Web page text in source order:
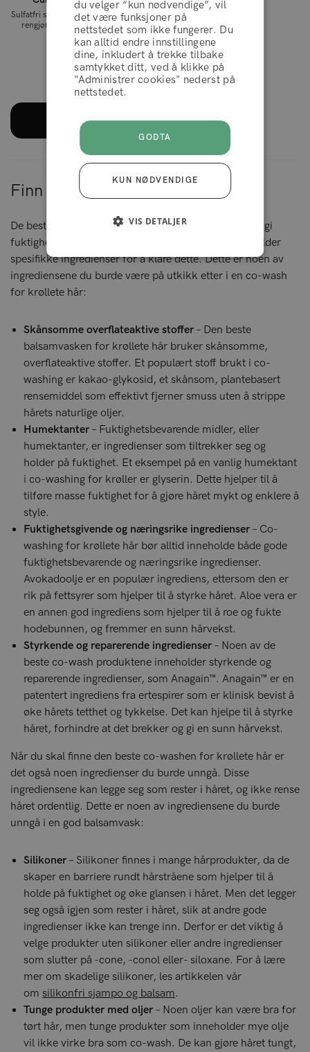
Sulfatfri shampoo for krøllete hår som
rengjør skånsomt uten å tørke ut
håret.
299 kr
LES MER
Finn den beste co-wash for krøller
De beste co-wash produktene er laget for å samtidig gi
fuktighet og rense håret, så det er viktig at de inneholder
spesifikke ingredienser for å klare dette. Dette er noen av
ingrediensene du burde være på utkikk etter i en co-wash
for krøllete hår:
Skånsomme overflateaktive stoffer – Den beste
balsamvasken for krøllete hår bruker skånsomme,
overflateaktive stoffer. Et populært stoff brukt i co-
washing er kakao-glykosid, et skånsom, plantebasert
rensemiddel som effektivt fjerner smuss uten å strippe
hårets naturlige oljer.
Humektanter – Fuktighetsbevarende midler, eller
humektanter, er ingredienser som tiltrekker seg og
holder på fuktighet. Et eksempel på en vanlig humektant
i co-washing for krøller er glyserin. Dette hjelper til å
tilføre masse fuktighet for å gjøre håret mykt og enklere å
style.
Fuktighetsgivende og næringsrike ingredienser – Co-
washing for krøllete hår bør alltid inneholde både gode
fuktighetsbevarende og næringsrike ingredienser.
Avokadoolje er en populær ingrediens, ettersom den er
rik på fettsyrer som hjelper til å styrke håret. Aloe vera er
en annen god ingrediens som hjelper til å roe og fukte
hodebunnen, og fremmer en sunn hårvekst.
Styrkende og reparerende ingredienser – Noen av de
beste co-wash produktene inneholder styrkende og
reparerende ingredienser, som Anagain™. Anagain™ er en
patentert ingrediens fra ertespirer som er klinisk bevist å
øke hårets tetthet og tykkelse. Det kan hjelpe til å styrke
håret, forhindre at det brekker og gi en sunn hårvekst.
Når du skal finne den beste co-washen for krøllete hår er
det også noen ingredienser du burde unngå. Disse
ingrediensene kan legge seg som rester i håret, og ikke rense
håret ordentlig. Dette er noen av ingrediensene du burde
unngå i en god balsamvask:
Silikoner – Silikoner finnes i mange hårprodukter, da de
skaper en barriere rundt hårstråene som hjelper til å
holde på fuktighet og øke glansen i håret. Men det legger
seg også igjen som rester i håret, slik at andre gode
ingredienser ikke kan trenge inn. Derfor er det viktig å
velge produkter uten silikoner eller andre ingredienser
som slutter på -cone, -conol eller- siloxane. For å lære
mer om skadelige silikoner, les artikkelen vår
om silikonfri sjampo og balsam.
Tunge produkter med oljer – Noen oljer kan være bra for
tørt hår, men tunge produkter som inneholder mye olje
vil ikke virke bra som co-wash. De kan gjøre håret tungt,
AVVIS
AKSEPTERER
du velger “kun nødvendige”, vil
det være funksjoner på
nettstedet som ikke fungerer. Du
kan alltid endre innstillingene
dine, inkludert å trekke tilbake
samtykket ditt, ved å klikke på
"Administrer cookies" nederst på
nettstedet.
GODTA
KUN NØDVENDIGE
VIS DETALJER